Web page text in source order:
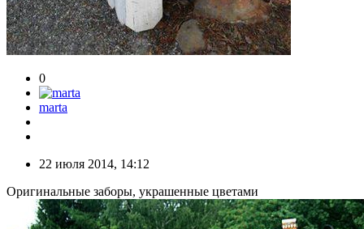
0
marta
22 июля 2014, 14:12
Оригинальные заборы, украшенные цветами